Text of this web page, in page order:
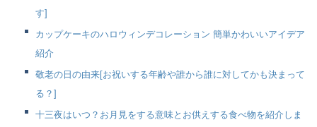
す]
カップケーキのハロウィンデコレーション 簡単かわいいアイデア
紹介
敬老の日の由来[お祝いする年齢や誰から誰に対してかも決まって
る？]
十三夜はいつ？お月見をする意味とお供えする食べ物を紹介しま